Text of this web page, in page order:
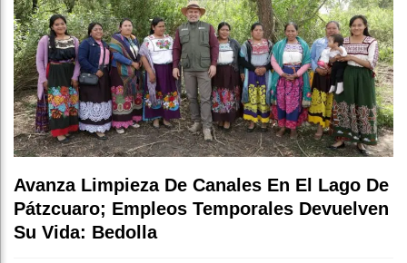
Avanza Limpieza De Canales En El Lago De
Pátzcuaro; Empleos Temporales Devuelven
Su Vida: Bedolla